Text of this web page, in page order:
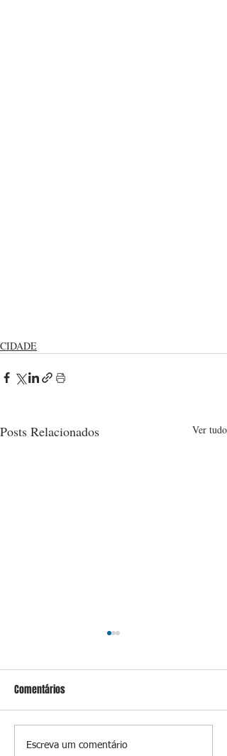
CIDADE
Posts Relacionados Ver tudo
TRE transfere urnas do
Comentários
Escreva um comentário